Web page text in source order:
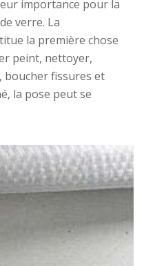
importance pour la
verre. La
la première chose
peint, nettoyer,
boucher fissures et
la pose peut se